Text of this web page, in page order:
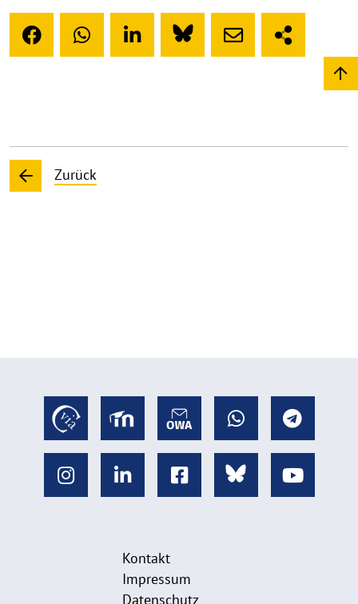
Zurück
Kontakt
Impressum
Datenschutz